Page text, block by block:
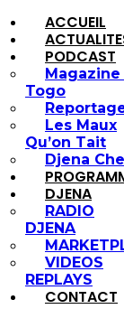
ACCUEIL
PODCAST
Togo
Les Maux
Qu’on Tait
Djena
DJENA
RADIO
DJENA
VIDEOS
REPLAYS
CONTACT